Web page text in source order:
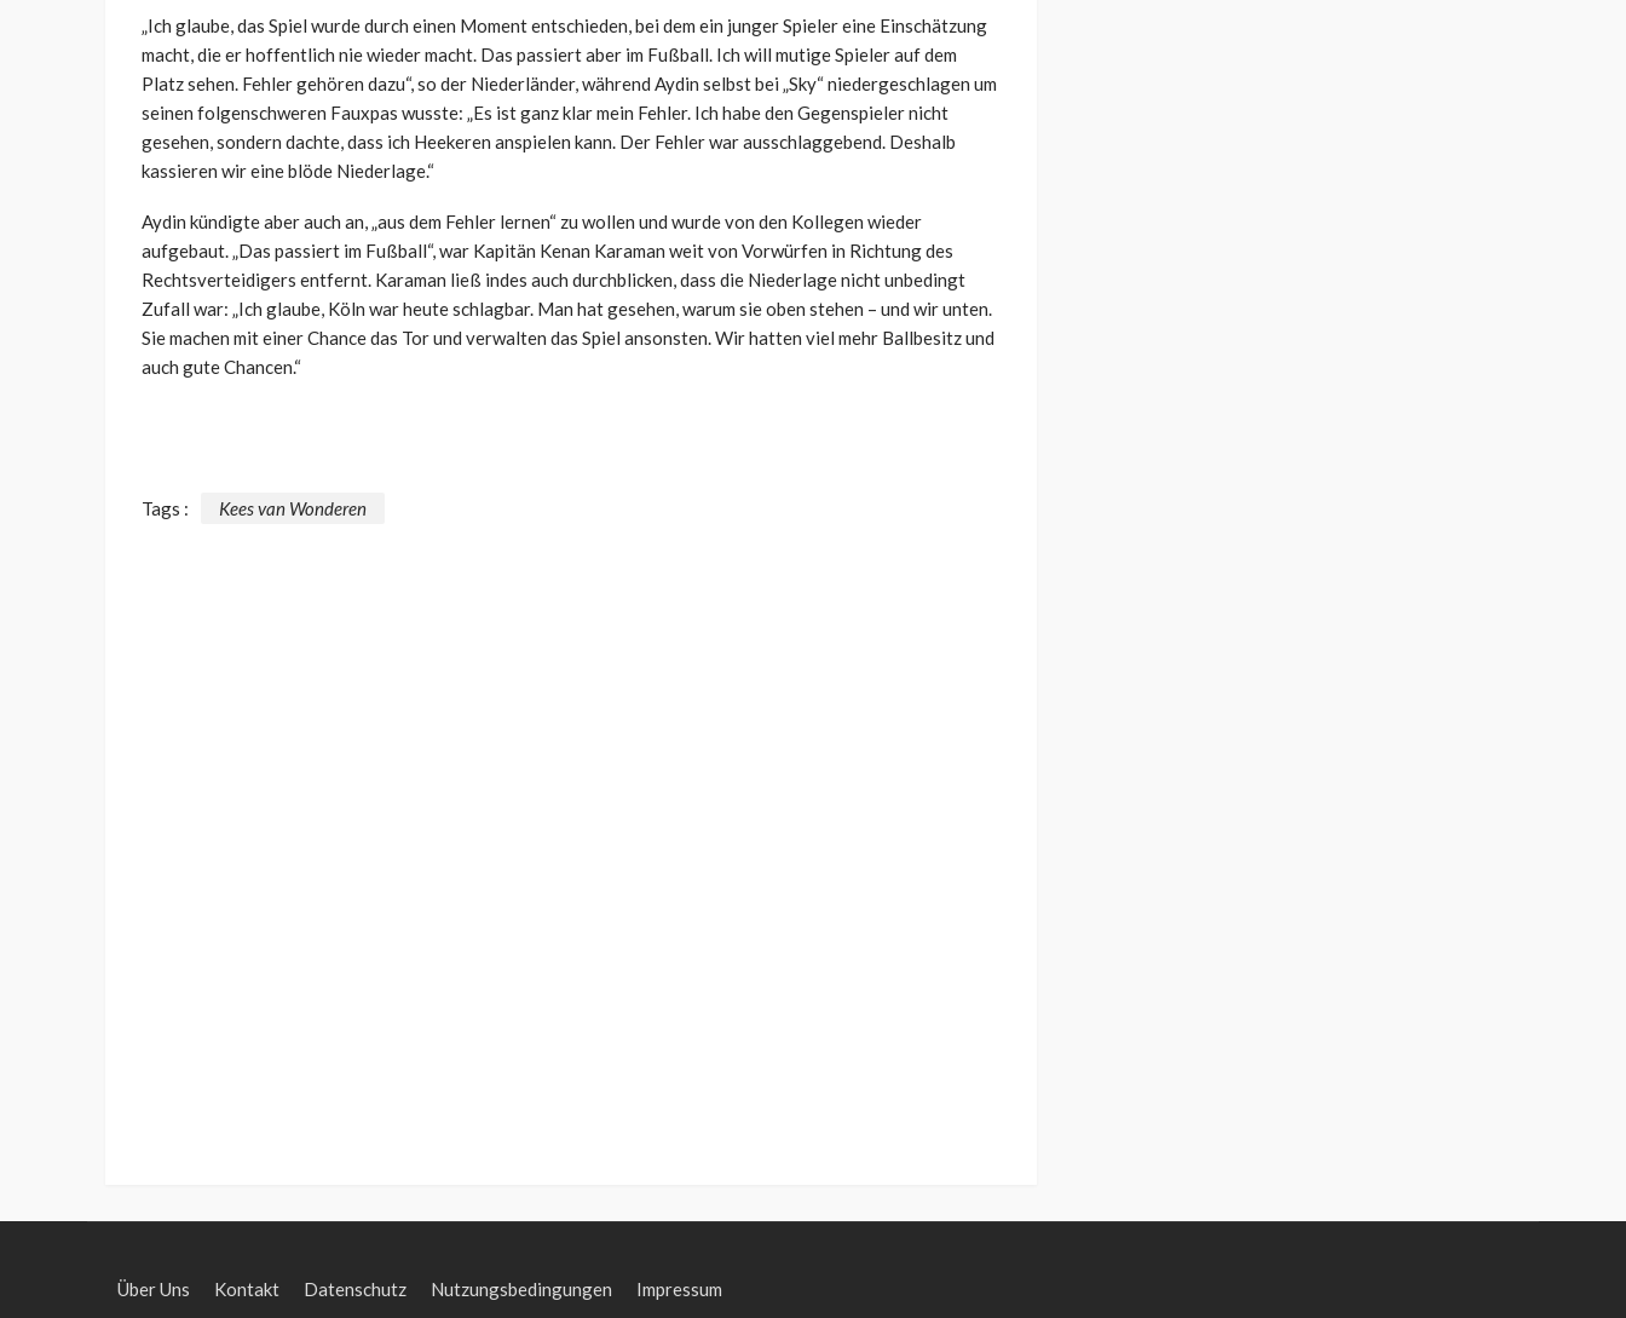
„Ich glaube, das Spiel wurde durch einen Moment entschieden, bei dem ein junger Spieler eine Einschätzung
macht, die er hoffentlich nie wieder macht. Das passiert aber im Fußball. Ich will mutige Spieler auf dem
Platz sehen. Fehler gehören dazu“, so der Niederländer, während Aydin selbst bei „Sky“ niedergeschlagen um
seinen folgenschweren Fauxpas wusste: „Es ist ganz klar mein Fehler. Ich habe den Gegenspieler nicht
gesehen, sondern dachte, dass ich Heekeren anspielen kann. Der Fehler war ausschlaggebend. Deshalb
kassieren wir eine blöde Niederlage.“
Aydin kündigte aber auch an, „aus dem Fehler lernen“ zu wollen und wurde von den Kollegen wieder
aufgebaut. „Das passiert im Fußball“, war Kapitän Kenan Karaman weit von Vorwürfen in Richtung des
Rechtsverteidigers entfernt. Karaman ließ indes auch durchblicken, dass die Niederlage nicht unbedingt
Zufall war: „Ich glaube, Köln war heute schlagbar. Man hat gesehen, warum sie oben stehen – und wir unten.
Sie machen mit einer Chance das Tor und verwalten das Spiel ansonsten. Wir hatten viel mehr Ballbesitz und
auch gute Chancen.“
Tags : Kees van Wonderen
Über Uns Kontakt Datenschutz Nutzungsbedingungen Impressum